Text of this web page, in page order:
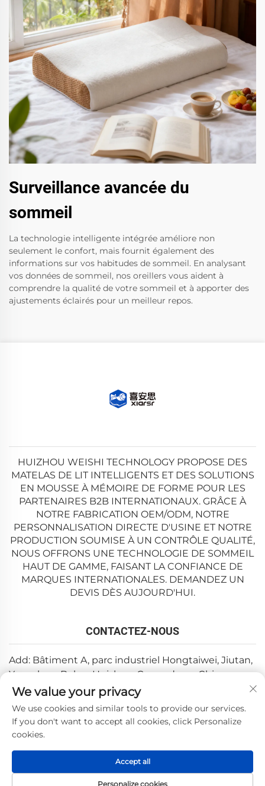
Surveillance avancée du
sommeil
La technologie intelligente intégrée améliore non
seulement le confort, mais fournit également des
informations sur vos habitudes de sommeil. En analysant
vos données de sommeil, nos oreillers vous aident à
comprendre la qualité de votre sommeil et à apporter des
ajustements éclairés pour un meilleur repos.
HUIZHOU WEISHI TECHNOLOGY PROPOSE DES
MATELAS DE LIT INTELLIGENTS ET DES SOLUTIONS
EN MOUSSE À MÉMOIRE DE FORME POUR LES
PARTENAIRES B2B INTERNATIONAUX. GRÂCE À
NOTRE FABRICATION OEM/ODM, NOTRE
PERSONNALISATION DIRECTE D'USINE ET NOTRE
PRODUCTION SOUMISE À UN CONTRÔLE QUALITÉ,
NOUS OFFRONS UNE TECHNOLOGIE DE SOMMEIL
HAUT DE GAMME, FAISANT LA CONFIANCE DE
MARQUES INTERNATIONALES. DEMANDEZ UN
DEVIS DÈS AUJOURD'HUI.
CONTACTEZ-NOUS
Add: Bâtiment A, parc industriel Hongtaiwei, Jiutan,
Yuanzhou, Boluo, Huizhou, Guangdong, Chine
Email :[email protected]
Tél. : +86-0752-6688646
Copyright © 2025 par Huizhou Weishi Technology Co., Ltd.
Politique de confidentialité
We value your privacy
We use cookies and similar tools to provide our services.
If you don't want to accept all cookies, click Personalize
cookies.
Personalize cookies
Accept all